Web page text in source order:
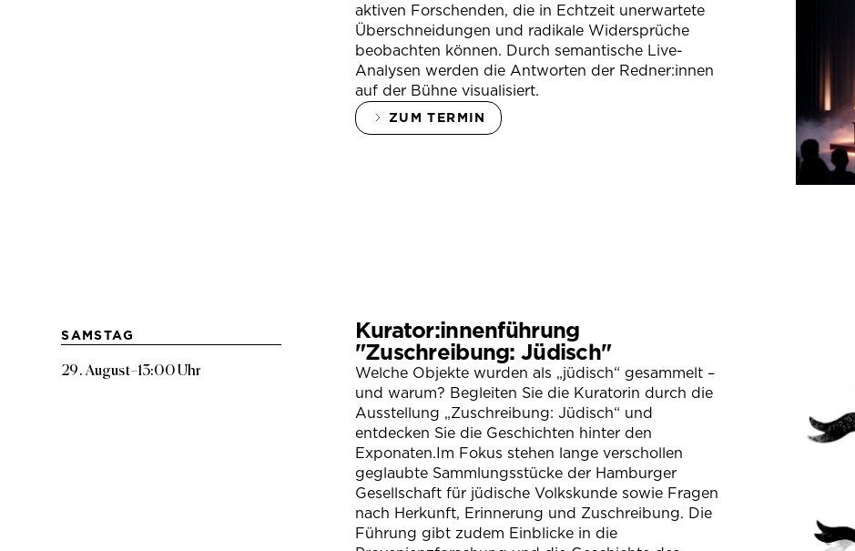
aktiven Forschenden, die in Echtzeit unerwartete
Überschneidungen und radikale Widersprüche
beobachten können. Durch semantische Live-
Analysen werden die Antworten der Redner:innen
auf der Bühne visualisiert.
ZUM TERMIN
SAMSTAG
29. August–13:00 Uhr
Kurator:innenführung
"Zuschreibung: Jüdisch"
Welche Objekte wurden als „jüdisch“ gesammelt –
und warum? Begleiten Sie die Kuratorin durch die
Ausstellung „Zuschreibung: Jüdisch“ und
entdecken Sie die Geschichten hinter den
Exponaten.Im Fokus stehen lange verschollen
geglaubte Sammlungsstücke der Hamburger
Gesellschaft für jüdische Volkskunde sowie Fragen
nach Herkunft, Erinnerung und Zuschreibung. Die
Führung gibt zudem Einblicke in die